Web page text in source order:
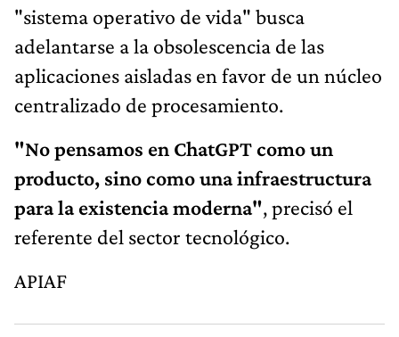
"sistema operativo de vida" busca
adelantarse a la obsolescencia de las
aplicaciones aisladas en favor de un núcleo
centralizado de procesamiento.
"No pensamos en ChatGPT como un
producto, sino como una infraestructura
para la existencia moderna", precisó el
referente del sector tecnológico.
APIAF